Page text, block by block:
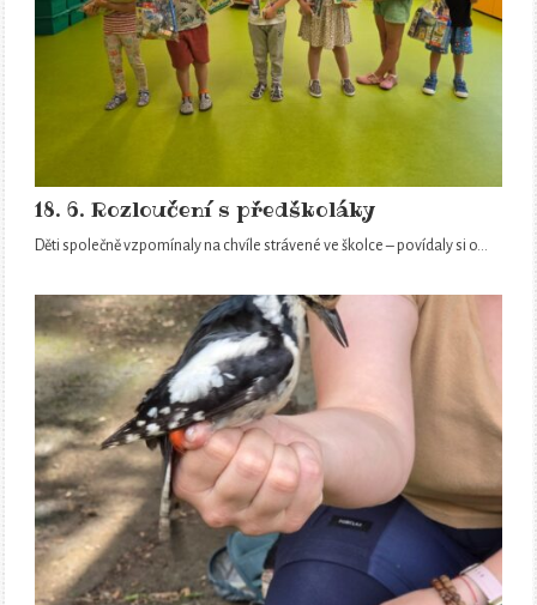
18. 6. Rozloučení s předškoláky
Děti společně vzpomínaly na chvíle strávené ve školce – povídaly si o…